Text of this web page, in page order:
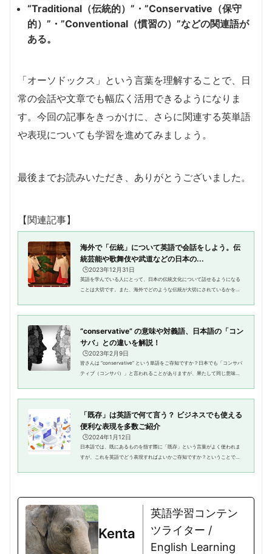
“Traditional（伝統的）”・”Conservative（保守
的）”・”Conventional（慣習の）”などの関連語が
ある。
「オーソドックス」という言葉を理解することで、日
常の会話や文章でも幅広く活用できるようになりま
す。今回の記事をきっかけに、さらに関連する英単語
や表現についても学習を進めてみましょう。
最後までお読みいただき、ありがとうございました。
【関連記事】
海外で「伝統」について英語で会話をしよう。伝
統芸能や歌舞伎や武道などの日本の...
🕒️2023年12月31日
英語を学んでいる人にとって、日本の伝統文化について話せるようになる
ことは大切です。また、海外でどのような伝統が大切にされているかを理
“conservative” の意味や対義語、日本語の「コン
サバ」との違いを解説！
🕒️2023年2月9日
皆さんは “conservative” という単語をご存知ですか？日本でも「コンサバ
ティブ（コンサバ）」と言われることがありますが、果たして同じ意味な
「既存」は英語で何て言う？ ビジネスでも使える
便利な表現を多数ご紹介
🕒️2024年1月12日
日本語では、既にあるものを指す際に「既存」という言葉がよく使われま
すが、これを英語でどう表現すればよいかご存知ですか？ということで、
Kenta
英語学習コンテン
ツライター /
English Learning